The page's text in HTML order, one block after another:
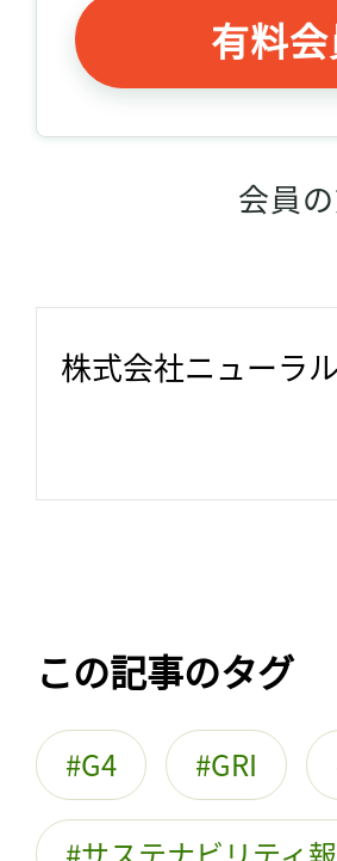
有料
会員
株式会社ニューラ
この記事のタグ
G4 GRI